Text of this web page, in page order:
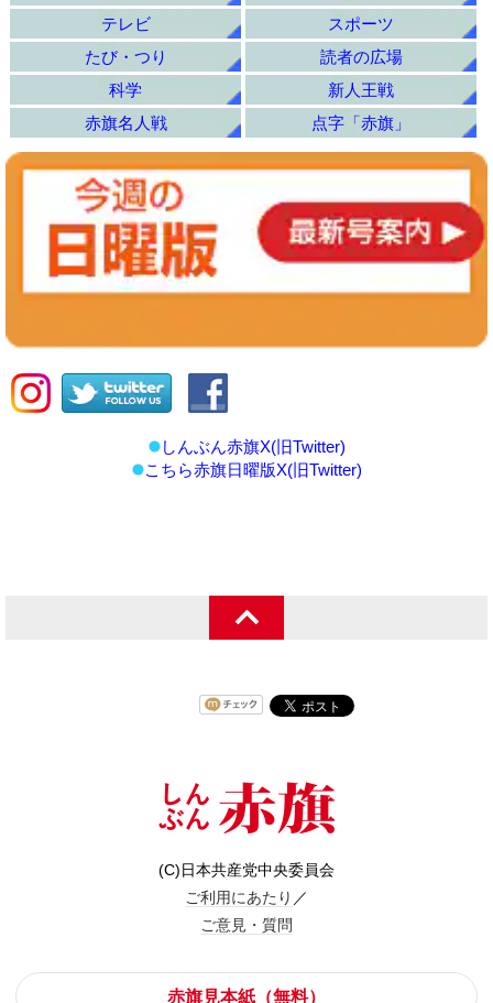
テレビ
スポーツ
たび・つり
読者の広場
科学
新人王戦
赤旗名人戦
点字「赤旗」
しんぶん赤旗X(旧Twitter)
こちら赤旗日曜版X(旧Twitter)
(C)日本共産党中央委員会
ご利用にあたり ／
ご意見・質問
赤旗見本紙（無料）